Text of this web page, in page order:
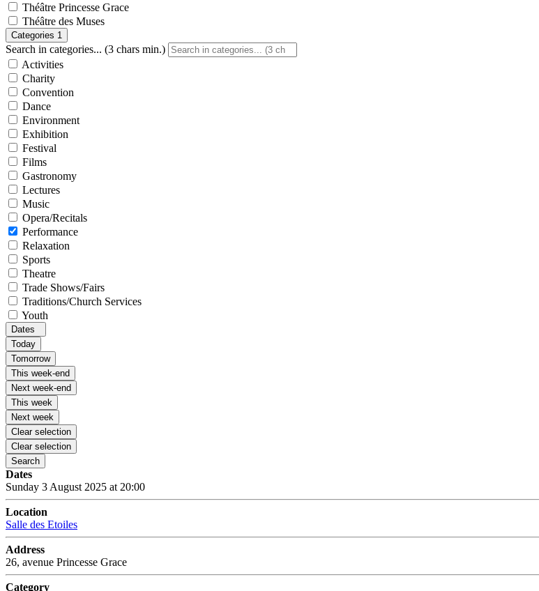
Théâtre Princesse Grace
Théâtre des Muses
Categories 1
Search in categories... (3 chars min.)
Activities
Charity
Convention
Dance
Environment
Exhibition
Festival
Films
Gastronomy
Lectures
Music
Opera/Recitals
Performance
Relaxation
Sports
Theatre
Trade Shows/Fairs
Traditions/Church Services
Youth
Dates
Today
Tomorrow
This week-end
Next week-end
This week
Next week
Clear selection
Clear selection
Search
Dates
Sunday 3 August 2025 at 20:00
Location
Salle des Etoiles
Address
26, avenue Princesse Grace
Category